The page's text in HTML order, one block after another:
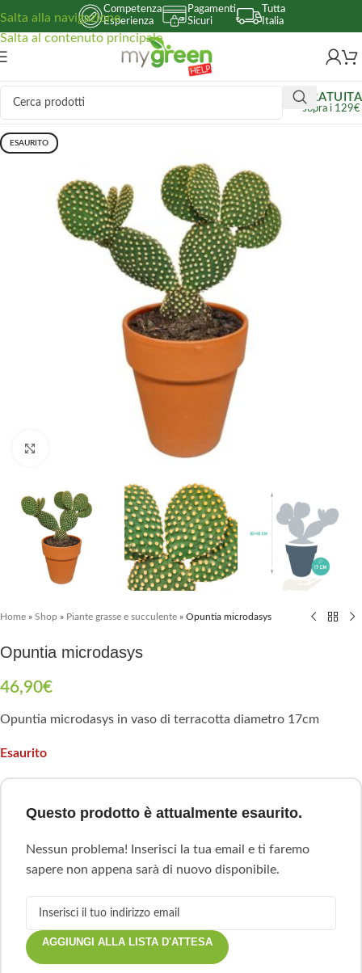
Salta alla navigazione
Salta al contenuto principale
Competenza
Esperienza
Pagamenti
Sicuri
Tutta
Italia
GRATUITA
sopra i 129€
ESAURITO
Home » Shop » Piante grasse e succulente » Opuntia microdasys
Opuntia microdasys
46,90€
Opuntia microdasys in vaso di terracotta diametro 17cm
Esaurito
Questo prodotto è attualmente esaurito.
Nessun problema! Inserisci la tua email e ti faremo
sapere non appena sarà di nuovo disponibile.
AGGIUNGI ALLA LISTA D'ATTESA